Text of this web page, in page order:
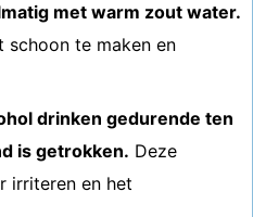
met warm zout water.
schoon te maken en
drinken gedurende ten
is getrokken. Deze
irriteren en het